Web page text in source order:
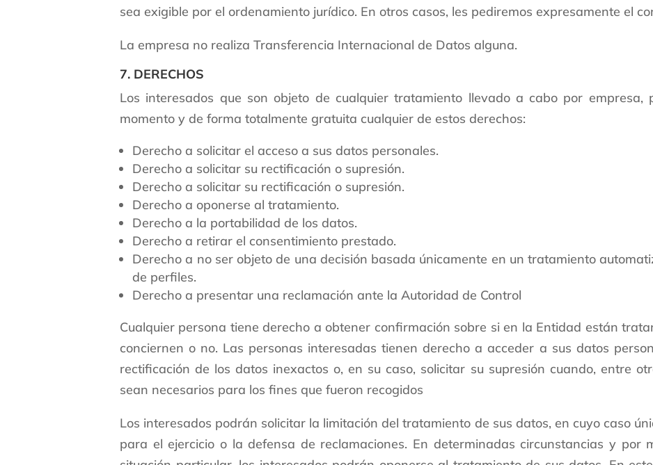
sea exigible por el ordenamiento jurídico. En otros casos, les pediremos expresamente el
La empresa no realiza Transferencia Internacional de Datos alguna.
7. DERECHOS
Los interesados que son objeto de cualquier tratamiento llevado a cabo por empresa,
momento y de forma totalmente gratuita cualquier de estos derechos:
Derecho a solicitar el acceso a sus datos personales.
Derecho a solicitar su rectificación o supresión.
Derecho a solicitar su rectificación o supresión.
Derecho a oponerse al tratamiento.
Derecho a la portabilidad de los datos.
Derecho a retirar el consentimiento prestado.
Derecho a no ser objeto de una decisión basada únicamente en un tratamiento
de perfiles.
Derecho a presentar una reclamación ante la Autoridad de Control
Cualquier persona tiene derecho a obtener confirmación sobre si en la Entidad están
conciernen o no. Las personas interesadas tienen derecho a acceder a sus datos
rectificación de los datos inexactos o, en su caso, solicitar su supresión cuando, entre
sean necesarios para los fines que fueron recogidos
Los interesados podrán solicitar la limitación del tratamiento de sus datos, en cuyo caso
para el ejercicio o la defensa de reclamaciones. En determinadas circunstancias y por